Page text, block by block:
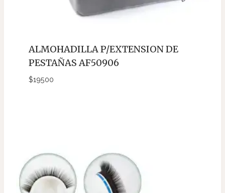
ALMOHADILLA P/EXTENSION DE
PESTAÑAS AF50906
$19500